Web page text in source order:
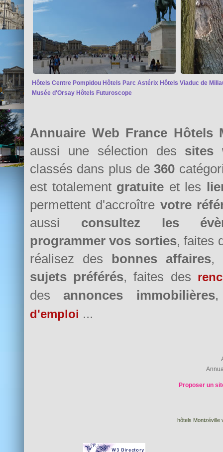
Hôtels Centre Pompidou Hôtels Parc Astérix Hôtels Viaduc de
Musée d'Orsay Hôtels Futuroscope
Annuaire Web France Hôtels
aussi une sélection des sites
classés dans plus de360
est totalement gratuite et les
permettent d'accroître votre
aussi consultez les
programmer vos sorties, faites
réalisez des bonnes affaires,
sujets préférés, faites des
desannonces immobilières
d'emploi ...
Proposer un
hôtels Montzéville